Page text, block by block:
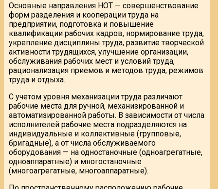
Основные направления НОТ — совершенствование
форм разделения и кооперации труда на
предприятии, подготовка и повышение
квалификации рабочих кадров, нормирование труда,
укрепление дисциплины труда, развитие творческой
активности трудящихся, улучшение организации,
обслуживания рабочих мест и условий труда,
рационализация приемов и методов труда, режимов
труда и отдыха.
С учетом уровня механизации труда различают
рабочие места для ручной, механизированной и
автоматизированной работы. В зависимости от числа
исполнителей рабочие места подразделяются на
индивидуальные и коллективные (групповые,
бригадные), а от числа обслуживаемого
оборудования — на одностаночные (одноагрегатные,
одноаппаратные) и многостаночные
(многоагрегатные, многоаппаратные).